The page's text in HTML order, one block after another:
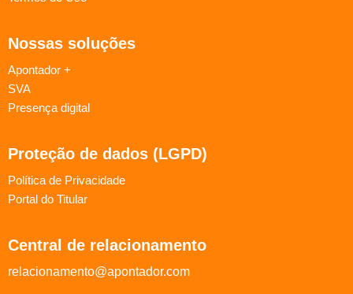
Nossas soluções
Apontador +
SVA
Presença digital
Proteção de dados (LGPD)
Política de Privacidade
Portal do Titular
Central de relacionamento
relacionamento@apontador.com